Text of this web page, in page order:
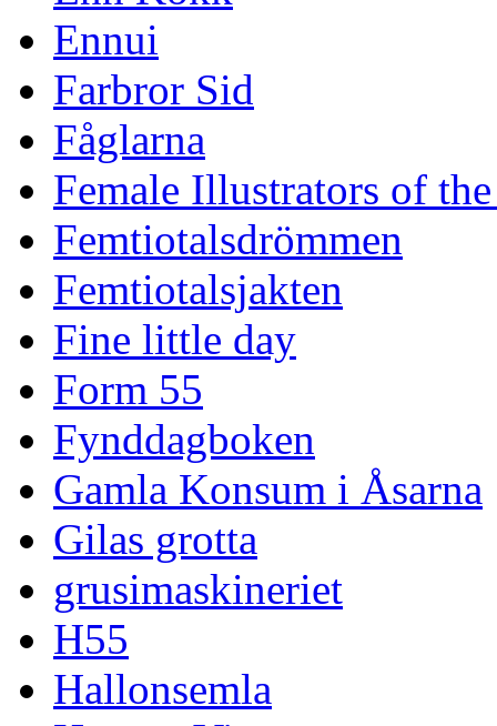
Ennui
Farbror Sid
Fåglarna
Female Illustrators of
Femtiotalsdrömmen
Femtiotalsjakten
Fine little day
Form 55
Fynddagboken
Gamla Konsum i Åsarna
Gilas grotta
grusimaskineriet
H55
Hallonsemla